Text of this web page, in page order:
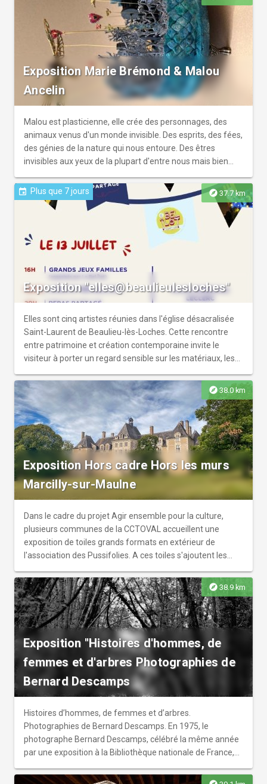
Exposition Marie Brémond & Malou
Ancelin
Malou est plasticienne, elle crée des personnages, des
animaux venus d'un monde invisible. Des esprits, des fées,
des génies de la nature qui nous entoure. Des êtres
invisibles aux yeux de la plupart d'entre nous mais bien
donne à voir. Marie Brémond, plasticienne elle aussi,
développe une recherche entre ex-voto, reliquaire et objet
symbolique. Bois, carton, objets trouvés ou chinés : Marie
façonne, assemble, peint dans un geste lent, intuitif,
presque méditatif. Son processus repose sur
l’assemblage et la superposition, mêlant peinture et
sculpture. Le sacré est réinterprété.
explore 37.7 km
event Plus que 7 jours
Exposition "elles@beaulieulesloches"
Elles sont cinq artistes réunies dans l'église désacralisée
Saint-Laurent de Beaulieu-lès-Loches. Cette rencontre
entre patrimoine et création contemporaine invite le
visiteur à porter un regard sensible sur les matériaux, les
explore 38.0 km
Exposition Hors cadre Hors les murs
Marcilly-sur-Maulne
Dans le cadre du projet Agir ensemble pour la culture,
plusieurs communes de la CCTOVAL accueillent une
exposition de toiles grands formats en extérieur de
l'association des Pussifolies. A ces toiles s'ajoutent les
des ateliers de peinture avec l'artiste Patrice Naturel sur le
thème "Quelle(s) culture(s) sur mon territoire ?". Cette
exposition vient créer un parcours pictural que les
habitants du territoire peuvent découvrir au gré de leurs
explore 38.9 km
Exposition "Histoires d'hommes, de
femmes et d'arbres Photographies de
Bernard Descamps
Histoires d’hommes, de femmes et d’arbres.
Photographies de Bernard Descamps. En 1975, le
photographe Bernard Descamps, célébré la même année
par une exposition à la Bibliothèque nationale de France,
les liens qui unissent les hommes et les femmes à leur